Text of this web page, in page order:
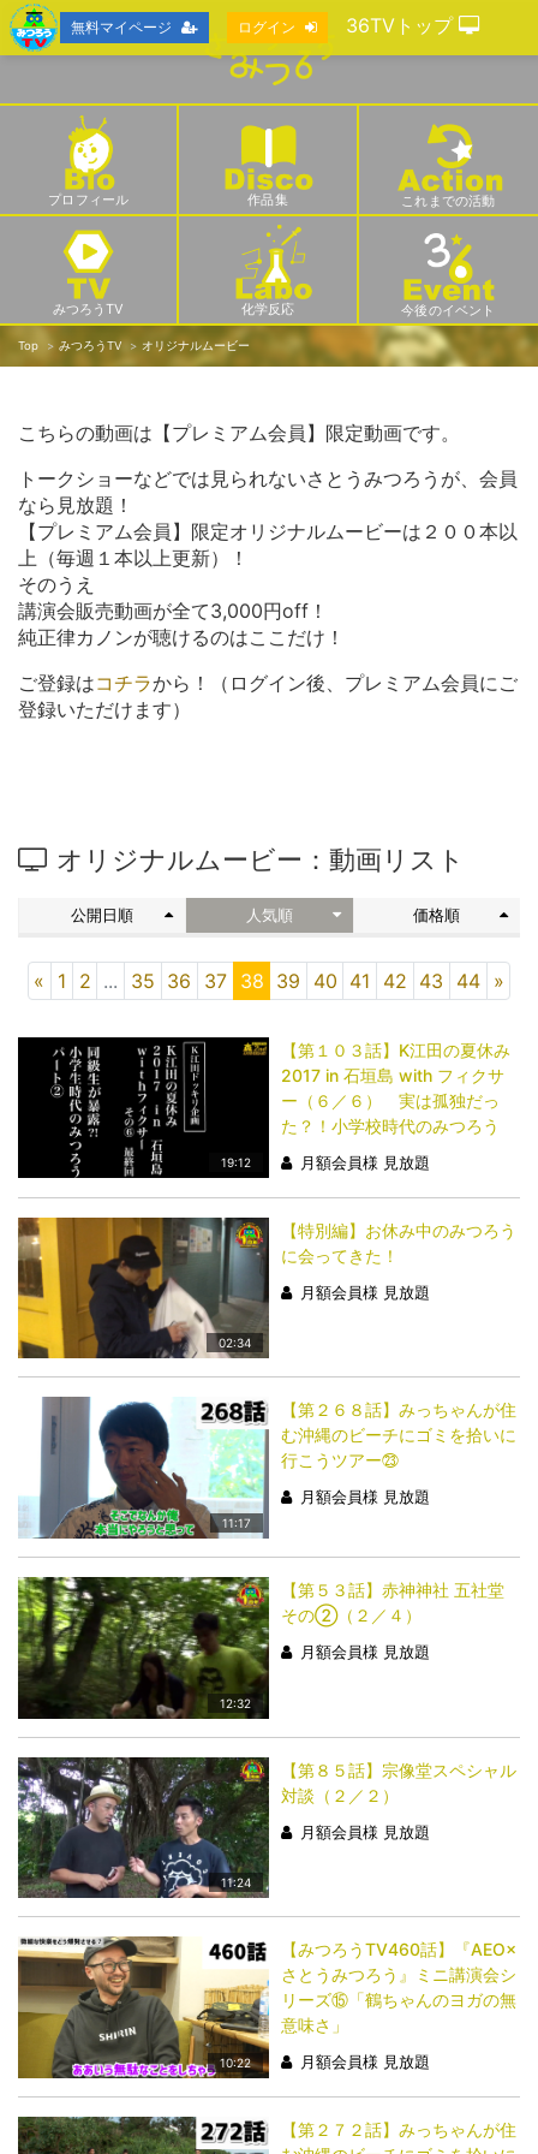
プロフィール 作品集 これまでの活動
みつろうTV 化学反応 今後のイベント
Top みつろうTV オリジナルムービー
こちらの動画は【プレミアム会員】限定動画です。
トークショーなどでは見られないさとうみつろうが、会員
なら見放題！
【プレミアム会員】限定オリジナルムービーは２００本以
上（毎週１本以上更新）！
そのうえ
講演会販売動画が全て3,000円off！
純正律カノンが聴けるのはここだけ！
ご登録はコチラから！（ログイン後、プレミアム会員にご
登録いただけます）
オリジナルムービー：動画リスト
公開日順 人気順 価格順
« 1 2 ... 35 36 37 38 39 40 41 42 43 44 »
19:12
【第１０３話】K江田の夏休み
2017 in 石垣島 with フィクサ
ー（６／６） 実は孤独だっ
た？！小学校時代のみつろう
月額会員様 見放題
02:34
【特別編】お休み中のみつろう
に会ってきた！
月額会員様 見放題
11:17
【第２６８話】みっちゃんが住
む沖縄のビーチにゴミを拾いに
行こうツアー㉓
月額会員様 見放題
12:32
【第５３話】赤神神社 五社堂
その②（２／４）
月額会員様 見放題
11:24
【第８５話】宗像堂スペシャル
対談（２／２）
月額会員様 見放題
10:22
【みつろうTV460話】『AEO×
さとうみつろう』ミニ講演会シ
リーズ⑮「鶴ちゃんのヨガの無
意味さ」
月額会員様 見放題
【第２７２話】みっちゃんが住
無料マイページ ログイン 36TVトップ